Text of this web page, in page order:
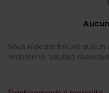
Nous n'avons trouvé
recherche. Veuillez